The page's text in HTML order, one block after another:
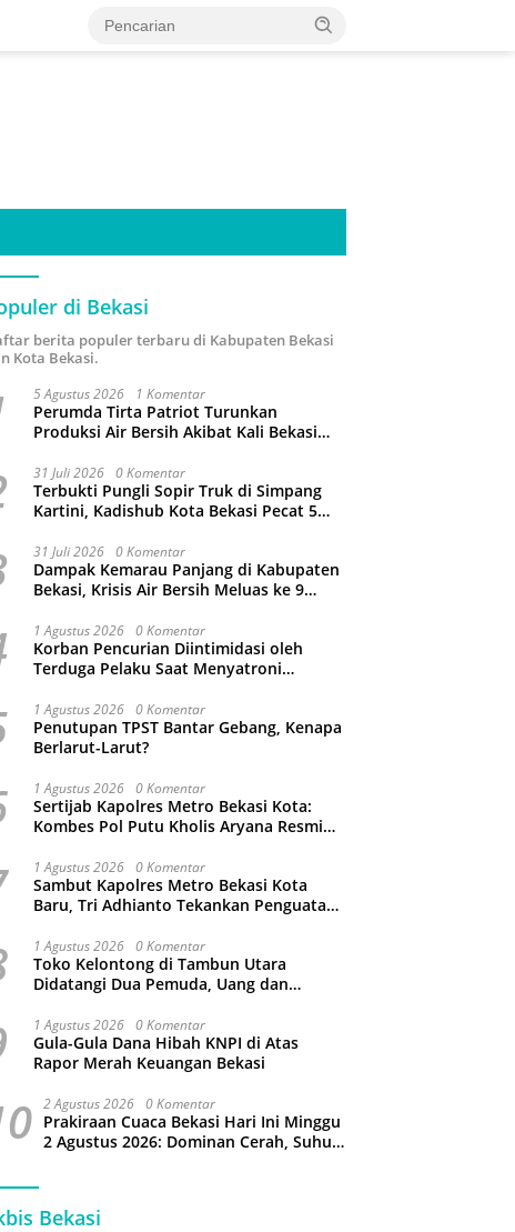
di Bekasi
berita populer terbaru di Kabupaten Bekasi
Kota Bekasi.
5 Agustus 2026 1 Komentar
Perumda Tirta Patriot Turunkan
Produksi Air Bersih Akibat Kali Bekasi
31 Juli 2026 0 Komentar
Terbukti Pungli Sopir Truk di Simpang
Kartini, Kadishub Kota Bekasi Pecat 5
31 Juli 2026 0 Komentar
Dampak Kemarau Panjang di Kabupaten
Bekasi, Krisis Air Bersih Meluas ke 9
1 Agustus 2026 0 Komentar
Korban Pencurian Diintimidasi oleh
Terduga Pelaku Saat Menyatroni
Malah Ikut-Ikutan!
1 Agustus 2026 0 Komentar
Penutupan TPST Bantar Gebang, Kenapa
Berlarut-Larut?
1 Agustus 2026 0 Komentar
Sertijab Kapolres Metro Bekasi Kota:
Kombes Pol Putu Kholis Aryana Resmi
Bintoro
1 Agustus 2026 0 Komentar
Sambut Kapolres Metro Bekasi Kota
Baru, Tri Adhianto Tekankan Penguatan
1 Agustus 2026 0 Komentar
Toko Kelontong di Tambun Utara
Didatangi Dua Pemuda, Uang dan
1 Agustus 2026 0 Komentar
Gula-Gula Dana Hibah KNPI di Atas
Rapor Merah Keuangan Bekasi
2 Agustus 2026 0 Komentar
Prakiraan Cuaca Bekasi Hari Ini Minggu
2 Agustus 2026: Dominan Cerah, Suhu
Bekasi